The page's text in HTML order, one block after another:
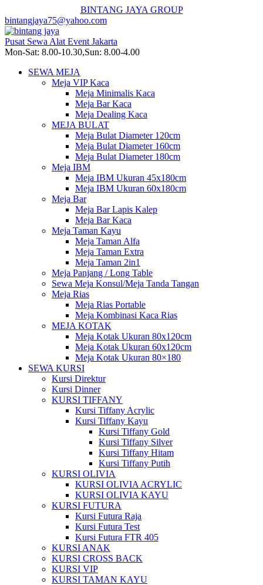
BINTANG JAYA GROUP
bintangjaya75@yahoo.com
Pusat Sewa Alat Event Jakarta
Mon-Sat: 8.00-10.30,Sun: 8.00-4.00
SEWA MEJA
Meja VIP Kaca
Meja Minimalis Kaca
Meja Bar Kaca
Meja Dealing Kaca
MEJA BULAT
Meja Bulat Diameter 120cm
Meja Bulat Diameter 160cm
Meja Bulat Diameter 180cm
Meja IBM
Meja IBM Ukuran 45x180cm
Meja IBM Ukuran 60x180cm
Meja Bar
Meja Bar Lapis Kalep
Meja Bar Kaca
Meja Taman Kayu
Meja Taman Alfa
Meja Taman Extra
Meja Taman 2in1
Meja Panjang / Long Table
Sewa Meja Konsul/Meja Tanda Tangan
Meja Rias
Meja Rias Portable
Meja Kombinasi Kaca Rias
MEJA KOTAK
Meja Kotak Ukuran 80x120cm
Meja Kotak Ukuran 60x120cm
Meja Kotak Ukuran 80×180
SEWA KURSI
Kursi Direktur
Kursi Dinner
KURSI TIFFANY
Kursi Tiffany Acrylic
Kursi Tiffany Kayu
Kursi Tiffany Gold
Kursi Tiffany Silver
Kursi Tiffany Hitam
Kursi Tiffany Putih
KURSI OLIVIA
KURSI OLIVIA ACRYLIC
KURSI OLIVIA KAYU
KURSI FUTURA
Kursi Futura Raja
Kursi Futura Test
Kursi Futura FTR 405
KURSI ANAK
KURSI CROSS BACK
KURSI VIP
KURSI TAMAN KAYU